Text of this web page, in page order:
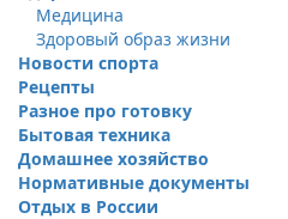
Медицина
Здоровый образ жизни
Новости спорта
Рецепты
Разное про готовку
Бытовая техника
Домашнее хозяйство
Нормативные документы
Отдых в России